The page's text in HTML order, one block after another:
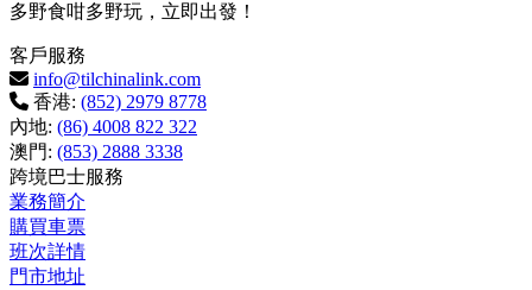
多野食咁多野玩，立即出發！
客戶服務
info@tilchinalink.com
香港: (852) 2979 8778
內地: (86) 4008 822 322
澳門: (853) 2888 3338
跨境巴士服務
業務簡介
購買車票
班次詳情
門市地址